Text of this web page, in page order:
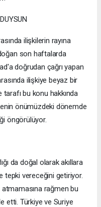
ilişkilerin rayına
son haftalarda
doğrudan çağrı yapan
ilişkiye beyaz bir
bu konu hakkında
önümüzdeki dönemde
öngörülüyor.
da doğal olarak akıllara
tepki vereceğini getiriyor.
atmamasına rağmen bu
etti. Türkiye ve Suriye